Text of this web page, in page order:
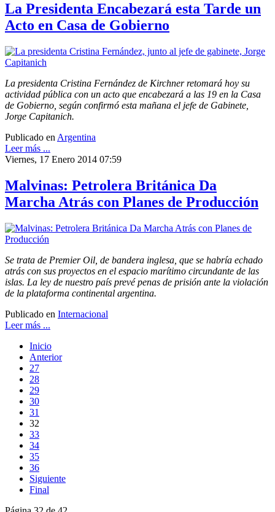
La Presidenta Encabezará esta Tarde un
Acto en Casa de Gobierno
La presidenta Cristina Fernández de Kirchner retomará hoy su
actividad pública con un acto que encabezará a las 19 en la Casa
de Gobierno, según confirmó esta mañana el jefe de Gabinete,
Jorge Capitanich.
Publicado en Argentina
Leer más ...
Viernes, 17 Enero 2014 07:59
Malvinas: Petrolera Británica Da
Marcha Atrás con Planes de Producción
Se trata de Premier Oil, de bandera inglesa, que se habría echado
atrás con sus proyectos en el espacio marítimo circundante de las
islas. La ley de nuestro país prevé penas de prisión ante la violación
de la plataforma continental argentina.
Publicado en Internacional
Leer más ...
Inicio
Anterior
27
28
29
30
31
32
33
34
35
36
Siguiente
Final